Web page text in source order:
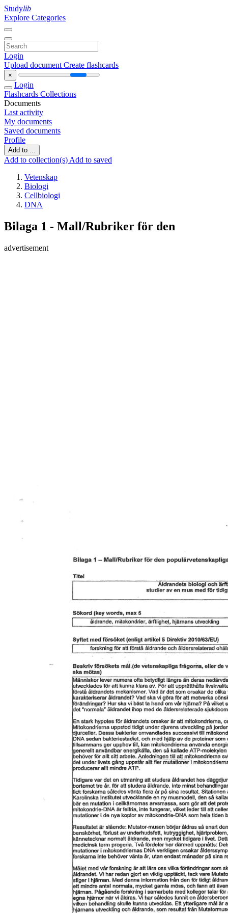
Studylib
Explore Categories
Login
Upload document Create flashcards
×
Login
Flashcards Collections
Documents
Last activity
My documents
Saved documents
Profile
Add to ...
Add to collection(s) Add to saved
Vetenskap
Biologi
Cellbiologi
DNA
Bilaga 1 - Mall/Rubriker för den
advertisement